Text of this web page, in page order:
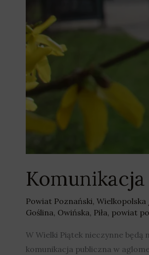
Powiat Poznański, Wielkopolska
Goślina, Owińska, Piła, powiat
W Wielki Piątek nieczynne
komunikacja publiczna w